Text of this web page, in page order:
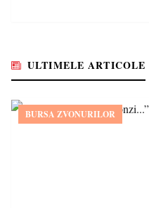
ULTIMELE ARTICOLE
BURSA ZVONURILOR